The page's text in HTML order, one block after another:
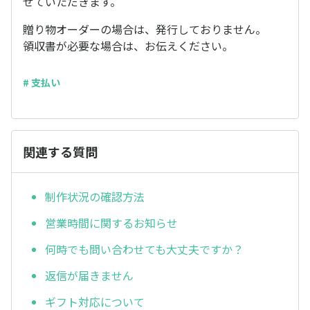
贈り物オーダーの場合は、発行しておりません。
領収書が必要な場合は、お伝えください。
# 支払い
関連する質問
制作状況の確認方法
営業時間に関するお知らせ
何時でも問い合わせても大丈夫ですか？
返信が届きません
ギフト対応について